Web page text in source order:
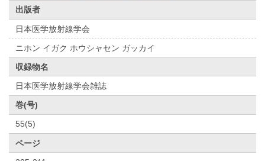
出版者
日本医学放射線学会
ニホン イガク ホウシャセン ガッカイ
収録物名
日本医学放射線学会雑誌
巻(号)
55(5)
ページ